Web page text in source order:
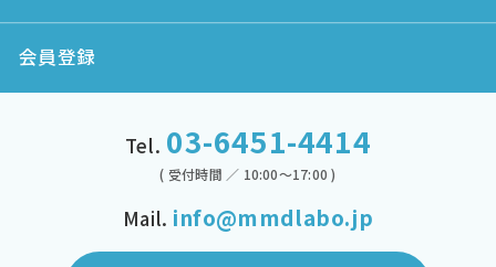
会員登録
Tel. 03-6451-4414
( 受付時間 ／ 10:00～17:00 )
Mail. info@mmdlabo.jp